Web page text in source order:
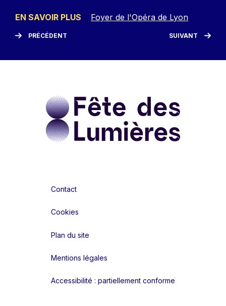
EN SAVOIR PLUS Foyer de l'Opéra de Lyon
PRÉCÉDENT SUIVANT
Contact
Cookies
Plan du site
Mentions légales
Accessibilité : partiellement conforme